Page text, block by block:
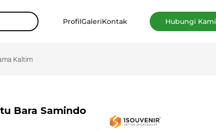
ProfilGaleriKontak Hubungi Kami
Kaltim
Bara Samindo